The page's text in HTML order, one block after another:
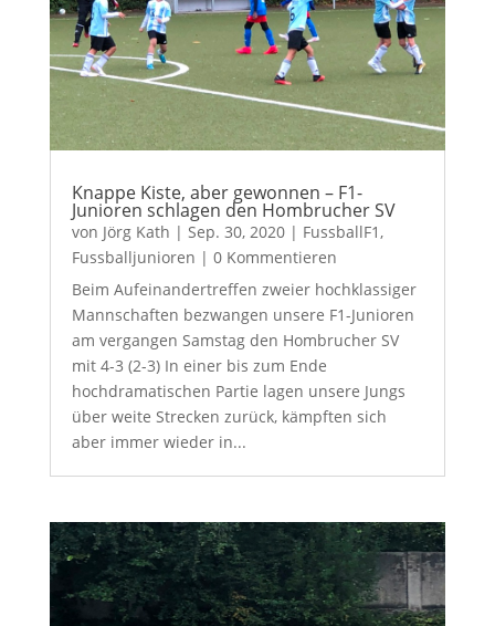
Knappe Kiste, aber gewonnen – F1-
Junioren schlagen den Hombrucher SV
von Jörg Kath | Sep. 30, 2020| FussballF1,
Fussballjunioren | 0 Kommentieren
Beim Aufeinandertreffen zweier hochklassiger
Mannschaften bezwangen unsere F1-Junioren
am vergangen Samstag den Hombrucher SV
mit 4-3 (2-3) In einer bis zum Ende
hochdramatischen Partie lagen unsere Jungs
über weite Strecken zurück, kämpften sich
aber immer wieder in...